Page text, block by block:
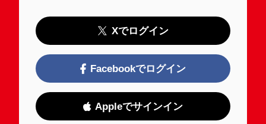
Xでログイン
Facebookでログイン
Appleでサインイン